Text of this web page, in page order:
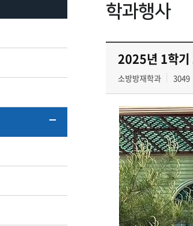
학과행사
2025년 1학
소방방재학과 3049